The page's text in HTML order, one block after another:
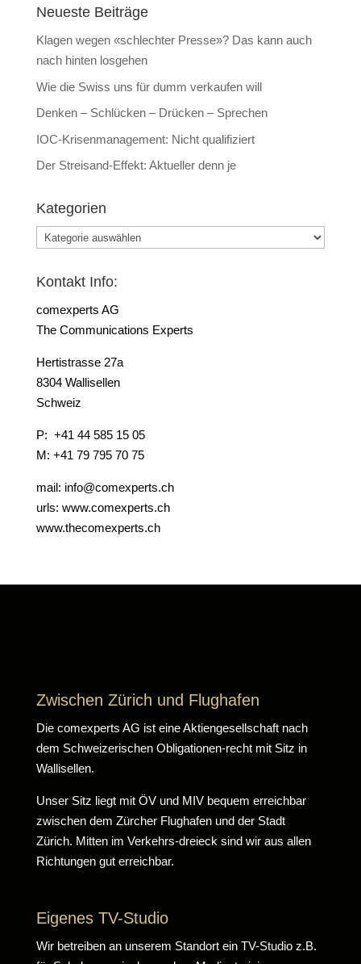
Neueste Beiträge
Klagen wegen «schlechter Presse»? Das kann auch
nach hinten losgehen
Wie die Swiss uns für dumm verkaufen will
Denken – Schlücken – Drücken – Sprechen
IOC-Krisenmanagement: Nicht qualifiziert
Der Streisand-Effekt: Aktueller denn je
Kategorien
Kategorien
Kontakt Info:
comexperts AG
The Communications Experts
Hertistrasse 27a
8304 Wallisellen
Schweiz
P: +41 44 585 15 05
M: +41 79 795 70 75
mail: info@comexperts.ch
urls: www.comexperts.ch
www.thecomexperts.ch
Zwischen Zürich und Flughafen
Die comexperts AG ist eine Aktiengesellschaft nach
dem Schweizerischen Obligationen-recht mit Sitz in
Wallisellen.
Unser Sitz liegt mit ÖV und MIV bequem erreichbar
zwischen dem Zürcher Flughafen und der Stadt
Zürich. Mitten im Verkehrs-dreieck sind wir aus allen
Richtungen gut erreichbar.
Eigenes TV-Studio
Wir betreiben an unserem Standort ein TV-Studio z.B.